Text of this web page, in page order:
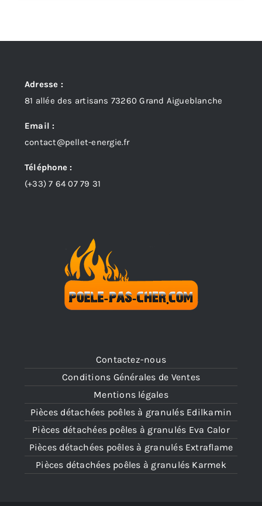
Contactez-nous
Conditions Générales de Ventes
Mentions légales
Pièces détachées poêles à granulés Edilkamin
Pièces détachées poêles à granulés Eva Calor
Pièces détachées poêles à granulés Extraflame
Pièces détachées poêles à granulés Karmek
Adresse :
81 allée des artisans 73260 Grand Aigueblanche
Email :
contact@pellet-energie.fr
Téléphone :
(+33)7 64 07 79 31